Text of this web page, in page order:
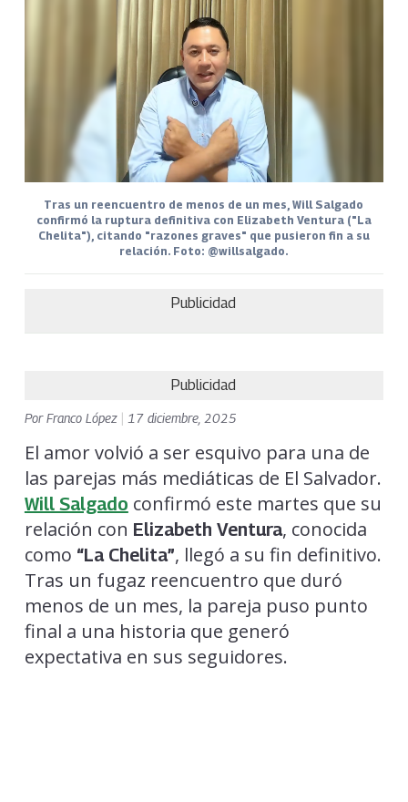
Tras un reencuentro de menos de un mes, Will Salgado
confirmó la ruptura definitiva con Elizabeth Ventura ("La
Chelita"), citando "razones graves" que pusieron fin a su
relación. Foto: @willsalgado.
Publicidad
Publicidad
PorFranco López 17 diciembre, 2025
El amor volvió a ser esquivo para una de
las parejas más mediáticas de El Salvador.
Will Salgado confirmó este martes que su
relación con Elizabeth Ventura, conocida
como “La Chelita”, llegó a su fin definitivo.
Tras un fugaz reencuentro que duró
menos de un mes, la pareja puso punto
final a una historia que generó
expectativa en sus seguidores.